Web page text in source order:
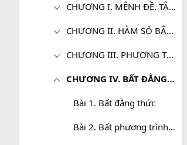
CHƯƠNG I. MỆNH ĐỀ. TẬP HỢP
CHƯƠNG II. HÀM SỐ BẬC NHẤT VÀ BẬC HAI
CHƯƠNG III. PHƯƠNG TRÌNH, HỆ PHƯƠNG TRÌNH
CHƯƠNG IV. BẤT ĐẲNG THỨC. BẤT PHƯƠNG TRÌNH
Bài 1. Bất đẳng thức
Bài 2. Bất phương trình và hệ bất phương trình một ẩn